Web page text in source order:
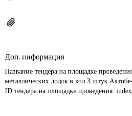
Доп. информация
Название тендера на площадке
металлических лодок в кол 3 штук
ID тендера на площадке проведения: